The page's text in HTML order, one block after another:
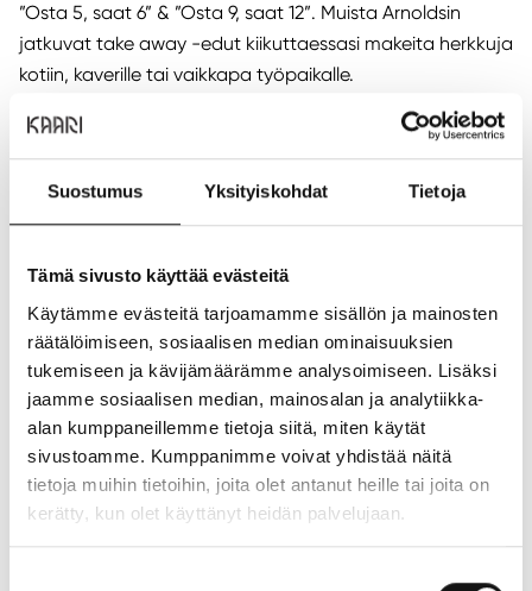
Suostumus Yksityiskohdat Tietoja
Tämä sivusto käyttää evästeitä
Käytämme evästeitä tarjoamamme sisällön ja mainosten
räätälöimiseen, sosiaalisen median ominaisuuksien
tukemiseen ja kävijämäärämme analysoimiseen. Lisäksi
jaamme sosiaalisen median, mainosalan ja analytiikka-
alan kumppaneillemme tietoja siitä, miten käytät
sivustoamme. Kumppanimme voivat yhdistää näitä
tietoja muihin tietoihin, joita olet antanut heille tai joita on
kerätty, kun olet käyttänyt heidän palvelujaan.
”Osta 5, saat 6” & ”Osta 9, saat 12”. Muista Arnoldsin
jatkuvat take away -edut kiikuttaessasi makeita herkkuja
kotiin, kaverille tai vaikkapa työpaikalle.
Piipahda kahvilassamme ja löydä omat suosikkisi
laajasta valikoimastamme. Tervetuloa nautiskelemaan!
Lounas
- salaatti ja juoma 13,70 €
- bagel, vihersalaatti ja juoma 13,70 €
- toast, vihersalaatti ja juoma 11,90 €
LOUNASLISTA
Sijainti ja yhteystiedot